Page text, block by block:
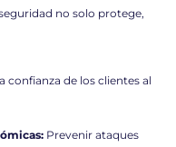
no solo protege,
confianza de los clientes al
Prevenir ataques